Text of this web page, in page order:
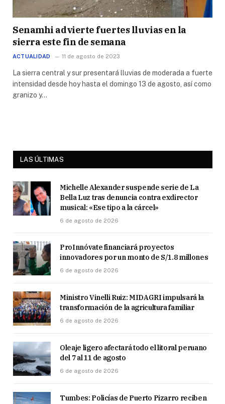
Senamhi advierte fuertes lluvias en la
sierra este fin de semana
ACTUALIDAD 11 de agosto de 2023
La sierra central y sur presentará lluvias de moderada a fuerte
intensidad desde hoy hasta el domingo 13 de agosto, así como
granizo y…
LAS ÚLTIMAS
Michelle Alexander suspende serie de La
Bella Luz tras denuncia contra exdirector
musical: «Ese tipo a la cárcel»
6 de agosto de 2026
ProInnóvate financiará proyectos
innovadores por un monto de S/1.8 millones
6 de agosto de 2026
Ministro Vinelli Ruiz: MIDAGRI impulsará la
transformación de la agricultura familiar
6 de agosto de 2026
Oleaje ligero afectará todo el litoral peruano
del 7 al 11 de agosto
6 de agosto de 2026
Tumbes: Policías de Puerto Pizarro reciben